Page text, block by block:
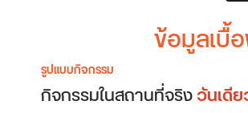
ข้อมูลเบื้
รูปแบบกิจกรรม
กิจกรรมในสถานที่จริงวันเดี